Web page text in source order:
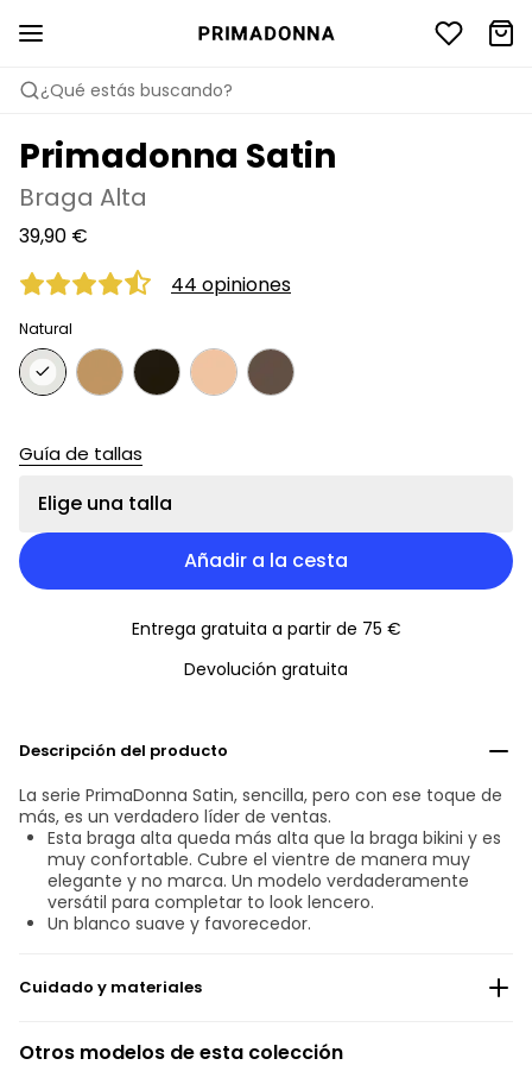
¿Qué estás buscando?
Primadonna Satin
Braga Alta
39,90 €
44 opiniones
Natural
Guía de tallas
Elige una talla
Añadir a la cesta
Entrega gratuita a partir de 75 €
Devolución gratuita
Descripción del producto
La serie PrimaDonna Satin, sencilla, pero con ese toque de
más, es un verdadero líder de ventas.
Esta braga alta queda más alta que la braga bikini y es
muy confortable. Cubre el vientre de manera muy
elegante y no marca. Un modelo verdaderamente
versátil para completar to look lencero.
Un blanco suave y favorecedor.
Cuidado y materiales
Otros modelos de esta colección